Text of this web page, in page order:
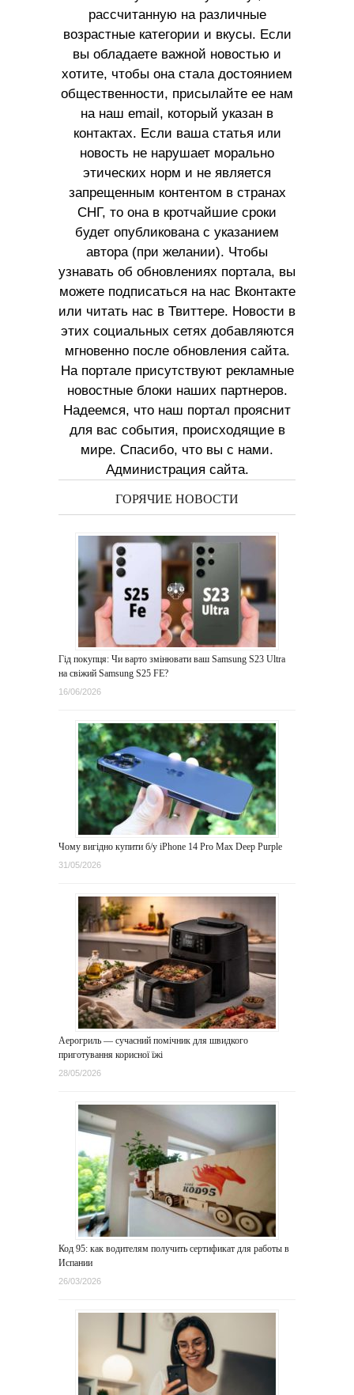
рассчитанную на различные
возрастные категории и вкусы. Если
вы обладаете важной новостью и
хотите, чтобы она стала достоянием
общественности, присылайте ее нам
на наш email, который указан в
контактах. Если ваша статья или
новость не нарушает морально
этических норм и не является
запрещенным контентом в странах
СНГ, то она в кротчайшие сроки
будет опубликована с указанием
автора (при желании). Чтобы
узнавать об обновлениях портала, вы
можете подписаться на нас Вконтакте
или читать нас в Твиттере. Новости в
этих социальных сетях добавляются
мгновенно после обновления сайта.
На портале присутствуют рекламные
новостные блоки наших партнеров.
Надеемся, что наш портал прояснит
для вас события, происходящие в
мире. Спасибо, что вы с нами.
Администрация сайта.
ГОРЯЧИЕ НОВОСТИ
Гід покупця: Чи варто змінювати ваш Samsung S23 Ultra
на свіжий Samsung S25 FE?
16/06/2026
Чому вигідно купити б/у iPhone 14 Pro Max Deep Purple
31/05/2026
Аерогриль — сучасний помічник для швидкого
приготування корисної їжі
28/05/2026
Код 95: как водителям получить сертификат для работы в
Испании
26/03/2026